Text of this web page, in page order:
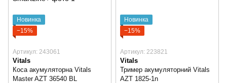
Новинка
−15%
Артикул: 243061
Vitals
Коса акумуляторна Vitals
Master AZT 36540 BL
Новинка
−15%
Артикул: 223821
Vitals
Тример акумуляторний Vitals
AZT 1825-1n